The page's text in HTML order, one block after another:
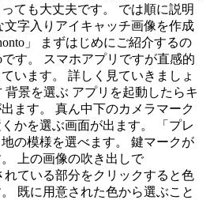
ても大丈夫です。 では順に説明
文字入りアイキャッチ画像を作成
」 まずはじめにご紹介するの
す。 スマホアプリですが直感的
います。 詳しく見ていきましょ
背景を選ぶ アプリを起動したらキ
ます。 真ん中下のカメラマーク
かを選ぶ画面が出ます。 「プレ
の模様を選べます。 鍵マークが
上の画像の吹き出しで
れている部分をクリックすると色
既に用意された色から選ぶこと